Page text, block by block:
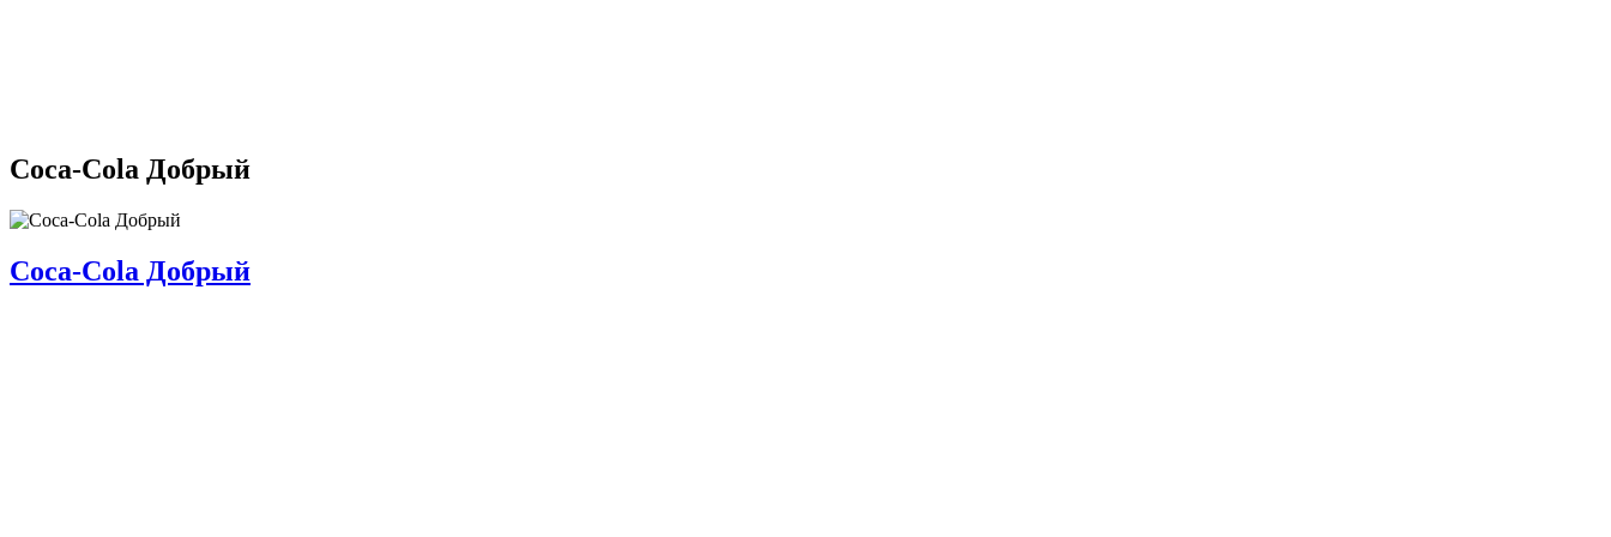
Coca-Cola Добрый
Coca-Cola Добрый